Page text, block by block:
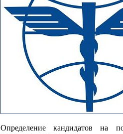
Определение кандидатов на